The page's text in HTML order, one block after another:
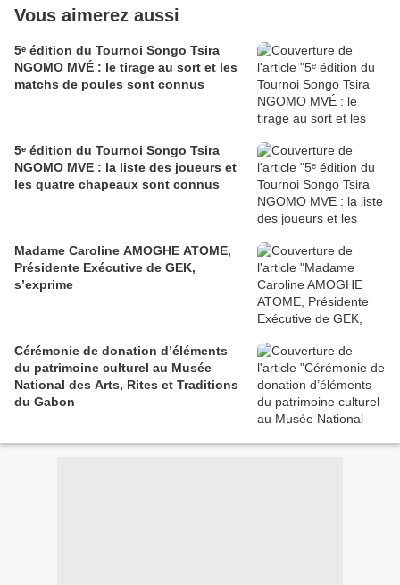
Vous aimerez aussi
5ᵉ édition du Tournoi Songo Tsira
NGOMO MVÉ : le tirage au sort et les
matchs de poules sont connus
5ᵉ édition du Tournoi Songo Tsira
NGOMO MVE : la liste des joueurs et
les quatre chapeaux sont connus
Madame Caroline AMOGHE ATOME,
Présidente Exécutive de GEK,
s’exprime
Cérémonie de donation d’éléments
du patrimoine culturel au Musée
National des Arts, Rites et Traditions
du Gabon